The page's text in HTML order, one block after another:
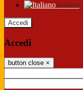
Italiano
Accedi
Accedi
button close ×